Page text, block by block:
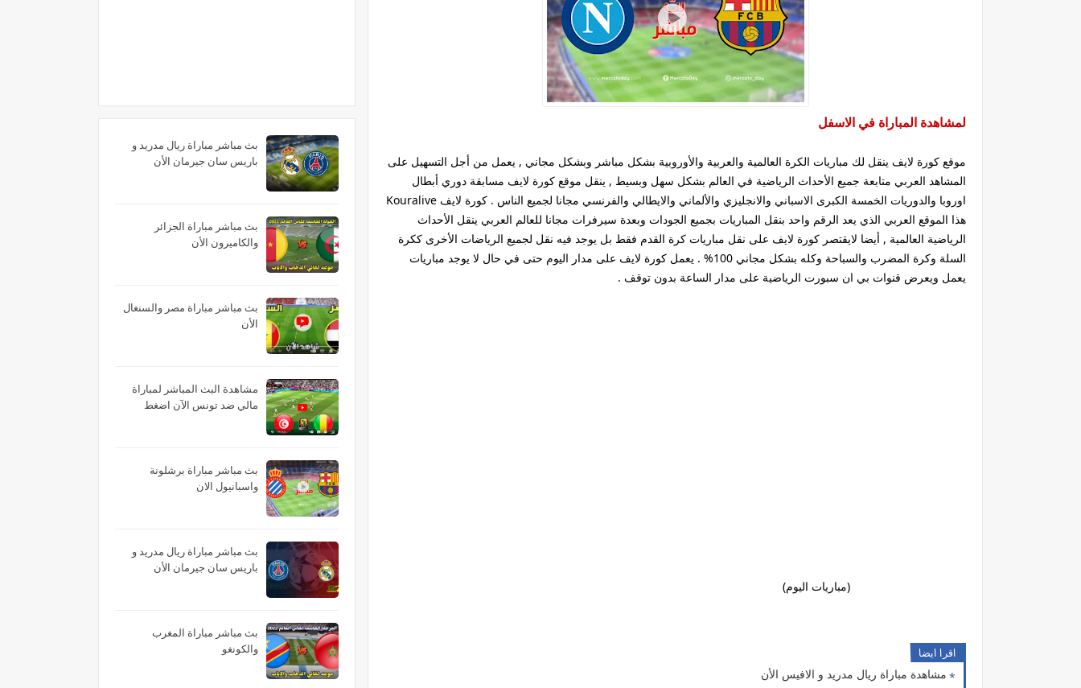
لمشاهدة المباراة في الاسفل
موقع كورة لايف ينقل لك مباريات الكرة العالمية والعربية والأوروبية بشكل مباشر وبشكل مجاني , يعمل من أجل التسهيل على
المشاهد العربي متابعة جميع الأحداث الرياضية في العالم بشكل سهل وبسيط , ينقل موقع كورة لايف مسابقة دوري أبطال
اوروبا والدوريات الخمسة الكبرى الاسباني والانجليزي والألماني والايطالي والفرنسي مجانا لجميع الناس . كورة لايف Kouralive
هذا الموقع العربي الذي يعد الرقم واحد بنقل المباريات بجميع الجودات وبعدة سيرفرات مجانا للعالم العربي ينقل الأحداث
الرياضية العالمية , أيضا لايقتصر كورة لايف على نقل مباريات كرة القدم فقط بل يوجد فيه نقل لجميع الرياضات الأخرى ككرة
السلة وكرة المضرب والسباحة وكله بشكل مجاني 100% . يعمل كورة لايف على مدار اليوم حتى في حال لا يوجد مباريات
يعمل ويعرض قنوات بي ان سبورت الرياضية على مدار الساعة بدون توقف .
(مباريات اليوم)
اقرا ايضا
مشاهدة مباراة ريال مدريد و الافيس الأن
بث مباشر مباراة ريال مدريد و
باريس سان جيرمان الأن
بث مباشر مباراة الجزائر
والكاميرون الأن
بث مباشر مباراة مصر والسنغال
الأن
مشاهدة البث المباشر لمباراة
مالي ضد تونس الآن اضغط
بث مباشر مباراة برشلونة
واسبانيول الان
بث مباشر مباراة ريال مدريد و
باريس سان جيرمان الأن
بث مباشر مباراة المغرب
والكونغو